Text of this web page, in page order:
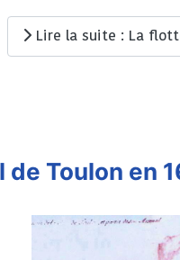
Lire la suite : La flotte
Toulon en